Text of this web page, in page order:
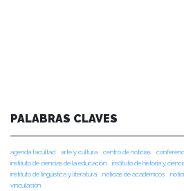
PALABRAS CLAVES
agenda facultad arte y cultura centro de noticias
instituto de ciencias de la educación
instituto de historia y
instituto de lingüística y literatura
noticias de académicos
vinculación